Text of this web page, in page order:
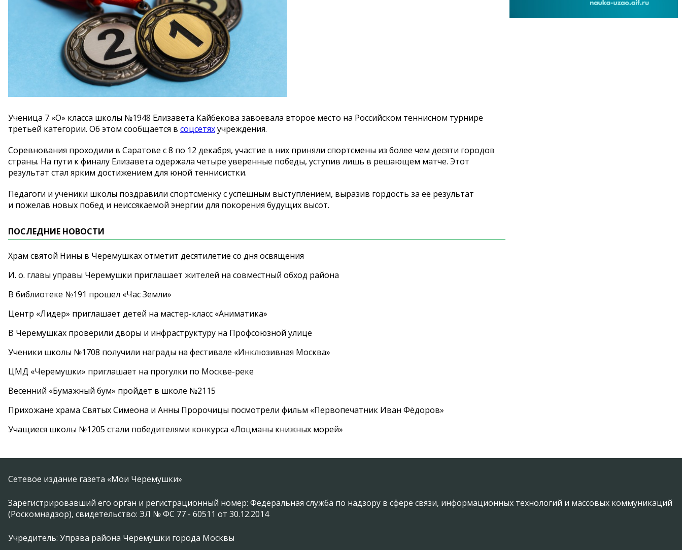
Ученица 7 «О» класса школы №1948 Елизавета Кайбекова завоевала второе место на Российском теннисном турнире
третьей категории. Об этом сообщается в соцсетяхучреждения.
Соревнования проходили в Саратове с8 по 12 декабря, участие в них приняли спортсмены из более чем десяти городов
страны. На пути кфиналу Елизавета одержала четыре уверенные победы, уступив лишь в решающем матче. Этот
результат стал ярким достижением для юной теннисистки.
Педагоги и ученики школы поздравили спортсменку суспешным выступлением, выразив гордость за её результат
и пожелав новых побед и неиссякаемой энергии для покорения будущих высот.
ПОСЛЕДНИЕ НОВОСТИ
Храм святой Нины в Черемушках отметит десятилетие со дня освящения
И. о. главы управы Черемушки приглашает жителей на совместный обход района
В библиотеке №191 прошел «Час Земли»
Центр «Лидер» приглашает детей на мастер-класс «Аниматика»
В Черемушках проверили дворы и инфраструктуру на Профсоюзной улице
Ученики школы №1708 получили награды на фестивале «Инклюзивная Москва»
ЦМД «Черемушки» приглашает на прогулки по Москве-реке
Весенний «Бумажный бум» пройдет в школе №2115
Прихожане храма Святых Симеона и Анны Пророчицы посмотрели фильм «Первопечатник Иван Фёдоров»
Учащиеся школы №1205 стали победителями конкурса «Лоцманы книжных морей»
Сетевое издание газета «Мои Черемушки»
Зарегистрировавший его орган и регистрационный номер: Федеральная служба по надзору в сфере связи, информационных технологий и массовых коммуникаций
(Роскомнадзор), свидетельство: ЭЛ № ФС 77 - 60511 от 30.12.2014
Учредитель: Управа района Черемушки города Москвы